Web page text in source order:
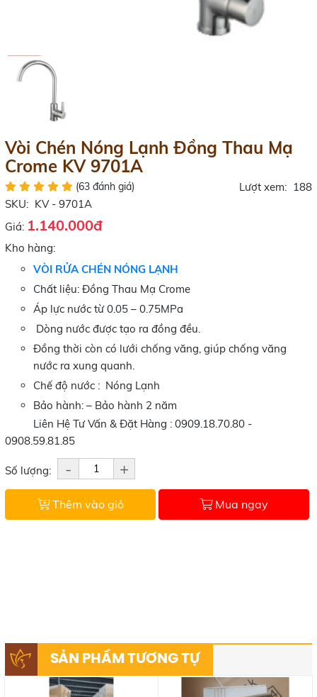
Vòi Chén Nóng Lạnh Đồng Thau Mạ
Crome KV 9701A
(63 đánh giá) Lượt xem: 188
SKU: KV - 9701A
Giá: 1.140.000đ
Kho hàng:
VÒI RỬA CHÉN NÓNG LẠNH
Chất liệu: Đồng Thau Mạ Crome
Áp lực nước từ 0.05 – 0.75MPa
Dòng nước được tạo ra đồng đều.
Đồng thời còn có lưới chống văng, giúp chống văng
nước ra xung quanh.
Chế độ nước : Nóng Lạnh
Bảo hành: – Bảo hành 2 năm
Liên Hệ Tư Vấn & Đặt Hàng : 0909.18.70.80 -
0908.59.81.85
Số lượng: - +
Thêm vào giỏ Mua ngay
SẢN PHẨM TƯƠNG TỰ